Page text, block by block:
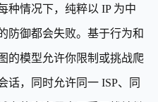
种情况下，纯粹以 IP 为中
防御都会失败。基于行为和
的模型允许你限制或挑战爬
话，同时允许同一 ISP、同